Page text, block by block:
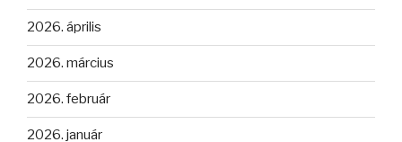
2026. április
2026. március
2026. február
2026. január